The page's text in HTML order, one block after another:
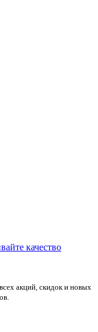
акций, скидок и новых